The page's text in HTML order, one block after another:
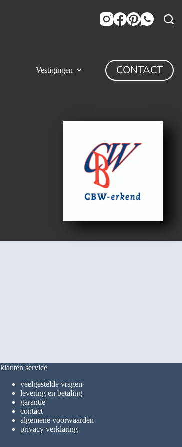
Vestigingen CONTACT
klanten service
veelgestelde vragen
levering en betaling
garantie
contact
algemene voorwaarden
privacy verklaring